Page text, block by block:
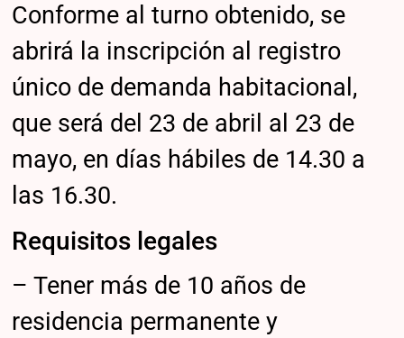
Conforme al turno obtenido, se
abrirá la inscripción al registro
único de demanda habitacional,
que será del 23 de abril al 23 de
mayo, en días hábiles de 14.30 a
las 16.30.
Requisitos legales
– Tener más de 10 años de
residencia permanente y